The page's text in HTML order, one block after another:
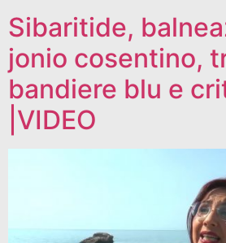
Sibaritide,
jonio cosentino,
bandiere blu e
|VIDEO